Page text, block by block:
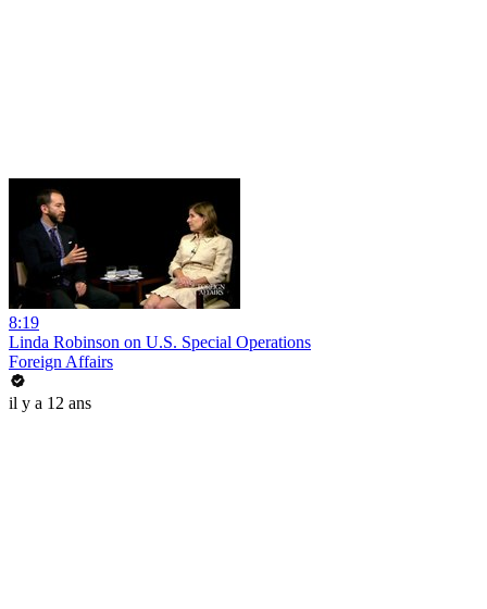
8:19
Linda Robinson on U.S. Special Operations
Foreign Affairs
il y a 12 ans